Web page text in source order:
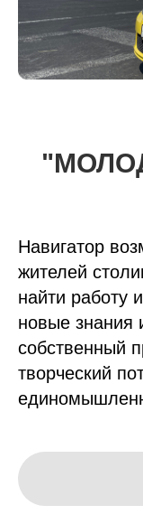
Навигатор
жителей
найти работу
новые знания
собственный
творческий